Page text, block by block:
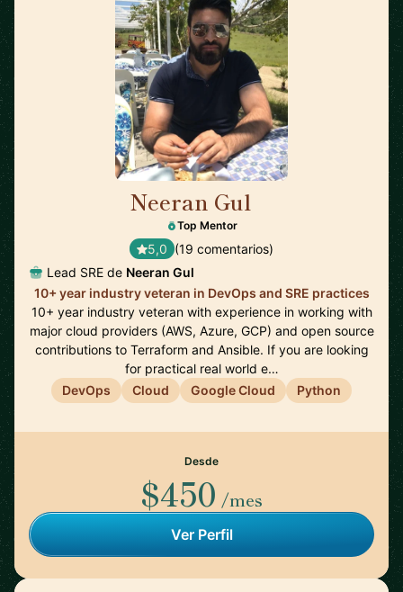
Neeran Gul
Top Mentor
5,0 (19 comentarios)
Lead SRE de Neeran Gul
10+ year industry veteran in DevOps and SRE practices
10+ year industry veteran with experience in working with
major cloud providers (AWS, Azure, GCP) and open source
contributions to Terraform and Ansible. If you are looking
for practical real world e…
DevOps
Cloud Google Cloud Python
Desde
$450 /mes
Ver Perfil